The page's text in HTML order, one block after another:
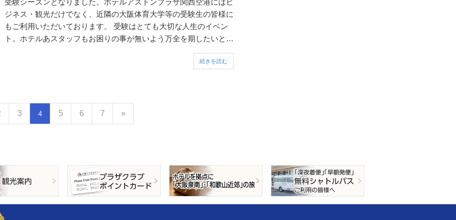
受験シーズンとなりました。ホテルアストンプラザ関西空港にはビ
ジネス・観光だけでなく、近隣の大阪体育大学等の受験生の皆様に
もご利用いただいております。 受験はとても大切な人生のイベン
ト。ホテルあスタッフもお困りの事が無いよう万全を期したいと思
続きを読む
3 4 5 6 7 »